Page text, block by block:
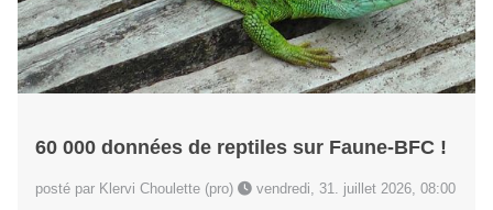
60 000 données de reptiles sur Faune-BFC !
posté par Klervi Choulette (pro) vendredi, 31. juillet 2026, 08:00